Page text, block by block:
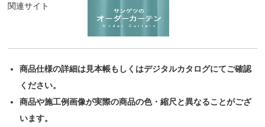
関連サイト
商品仕様の詳細は見本帳もしくはデジタルカタログにてご確認
ください。
商品や施工例画像が実際の商品の色・縮尺と異なることがござ
います。